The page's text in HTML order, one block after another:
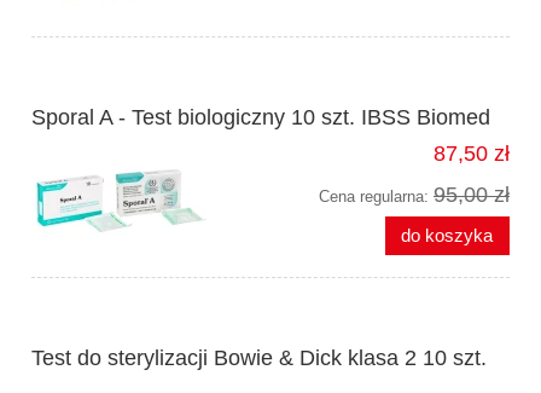
Sporal A - Test biologiczny 10 szt. IBSS Biomed
87,50 zł
Cena regularna: 95,00 zł
do koszyka
Test do sterylizacji Bowie & Dick klasa 2 10 szt.